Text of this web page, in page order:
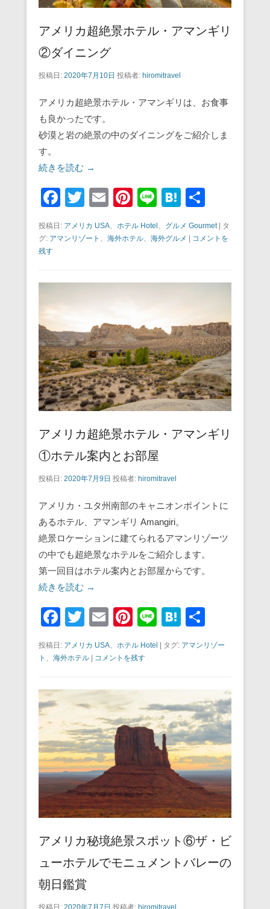
アメリカ超絶景ホテル・アマンギリ
②ダイニング
投稿日: 2020年7月10日 投稿者: hiromitravel
アメリカ超絶景ホテル・アマンギリは、お食事
も良かったです。
砂漠と岩の絶景の中のダイニングをご紹介しま
す。
続きを読む →
F
c
o
k
T
tt
E
ail
Pi
er
Li
e
H
e
投稿日: アメリカ USA、 ホテル Hotel 、 グルメ Gourmet| タ
グ: アマンリゾート 、 海外ホテル、 海外グルメ
コメントを
残す
アメリカ超絶景ホテル・アマンギリ
①ホテル案内とお部屋
投稿日: 2020年7月9日 投稿者: hiromitravel
アメリカ・ユタ州南部のキャニオンポイントに
あるホテル、アマンギリ Amangiri。
絶景ロケーションに建てられるアマンリゾーツ
の中でも超絶景なホテルをご紹介します。
第一回目はホテル案内とお部屋からです。
続きを読む →
F
a
c
b
o
k
T
wi
tt
E
m
ail
Pi
nt
er
st
Li
n
e
H
at
e
a
有
投稿日: アメリカ USA、 ホテル Hotel タグ: アマンリゾー
ト 、 海外ホテル コメントを残す
アメリカ秘境絶景スポット⑥ザ・ビ
ューホテルでモニュメントバレーの
朝日鑑賞
投稿日: 2020年7月7日 投稿者: hiromitravel